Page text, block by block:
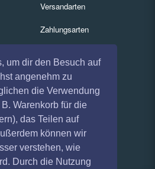
um dir den Besuch auf
angenehm zu
die Verwendung
Warenkorb für die
das Teilen auf
können wir
verstehen, wie
Durch die Nutzung
Versandarten
Zahlungsarten
Services
Gutscheine
Geschäftskunden
Kartenrückgabe
Besucherregistrierung